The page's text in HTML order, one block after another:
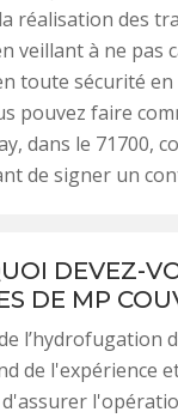
réalisation des
veillant à ne pas
toute sécurité
pouvez faire
dans le 71700,
de signer un
DEVEZ-
DE MP
de l'expérience